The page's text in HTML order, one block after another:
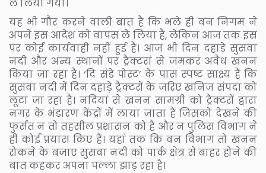
ले लिया गया।
यह भी गौर करने वाली बात है कि भले ही वन निगम ने
अपने इस आदेश को वापस ले लिया है, लेकिन आज तक इस
पर कोई कार्यवाही नहीं हुई है। आज भी दिन दहाड़े सुसवा
नदी और अन्य स्थानों पर ट्रैक्टरां से जमकर अवैध खनन
किया जा रहा है। ‘दि संडे पोस्ट’ के पास स्पष्ट साक्ष्य हैं कि
सुसवा नदी में दिन दहाड़े ट्रैक्टरों के जरिए खनिज संपदा को
लूटा जा रहा है। नदियां से खनन सामग्री को ट्रैक्टरों द्वारा
नगर के भंडारण केंद्रों में लाया जाता है जिसको देखने की
फुर्सत न तो तहसील प्रशासन को है और न पुलिस विभाग ने
ही कोई प्रयास किए हैं। यहां तक कि वन विभाग तो खनन
रोकने के बजाए सुसवा नदी को पार्क क्षेत्र से बाहर होने की
बात कहकर अपना पल्ला झाड़ रहा है।